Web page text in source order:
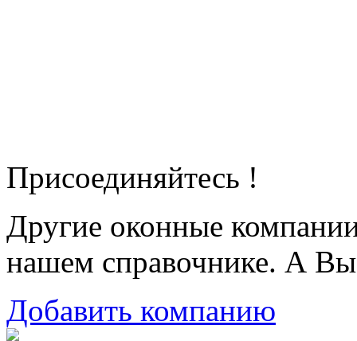
Присоединяйтесь !
Другие оконные
нашем справочнике. А
Добавить компанию